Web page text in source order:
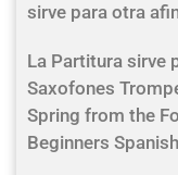
sirve para otra
La Partitura sirve
Saxofones
Spring from the
Beginners